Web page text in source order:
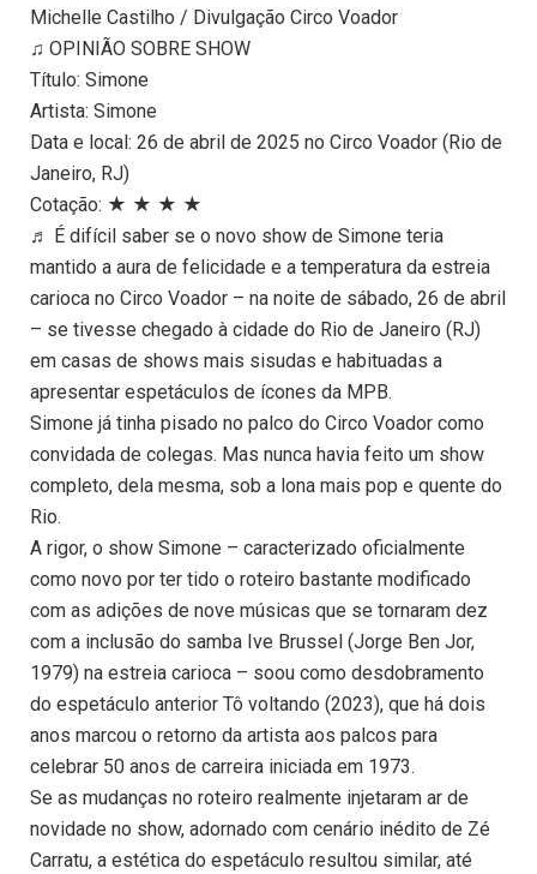
Michelle Castilho / Divulgação Circo Voador
♫ OPINIÃO SOBRE SHOW
Título: Simone
Artista: Simone
Data e local: 26 de abril de 2025 no Circo Voador (Rio de
Janeiro, RJ)
Cotação: ★ ★ ★ ★
♬ É difícil saber se o novo show de Simone teria
mantido a aura de felicidade e a temperatura da estreia
carioca no Circo Voador – na noite de sábado, 26 de abril
– se tivesse chegado à cidade do Rio de Janeiro (RJ)
em casas de shows mais sisudas e habituadas a
apresentar espetáculos de ícones da MPB.
Simone já tinha pisado no palco do Circo Voador como
convidada de colegas. Mas nunca havia feito um show
completo, dela mesma, sob a lona mais pop e quente do
Rio.
A rigor, o show Simone – caracterizado oficialmente
como novo por ter tido o roteiro bastante modificado
com as adições de nove músicas que se tornaram dez
com a inclusão do samba Ive Brussel (Jorge Ben Jor,
1979) na estreia carioca – soou como desdobramento
do espetáculo anterior Tô voltando (2023), que há dois
anos marcou o retorno da artista aos palcos para
celebrar 50 anos de carreira iniciada em 1973.
Se as mudanças no roteiro realmente injetaram ar de
novidade no show, adornado com cenário inédito de Zé
Carratu, a estética do espetáculo resultou similar, até